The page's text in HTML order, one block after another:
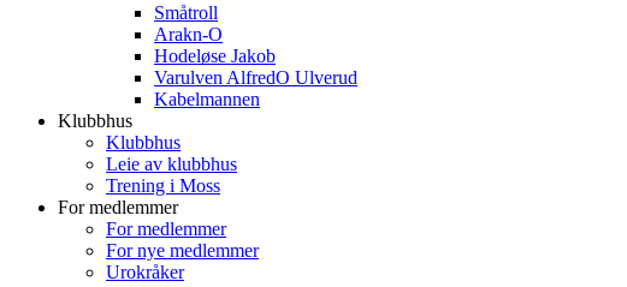
Småtroll
Arakn-O
Hodeløse Jakob
Varulven AlfredO Ulverud
Kabelmannen
Klubbhus
Klubbhus
Leie av klubbhus
Trening i Moss
For medlemmer
For medlemmer
For nye medlemmer
Urokråker